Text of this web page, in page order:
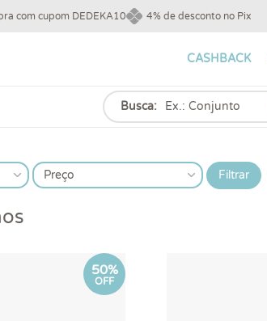
com cupom DEDEKA10 4% de desconto no Pix
CASHBACK
Busca:
Preço
50%
OFF